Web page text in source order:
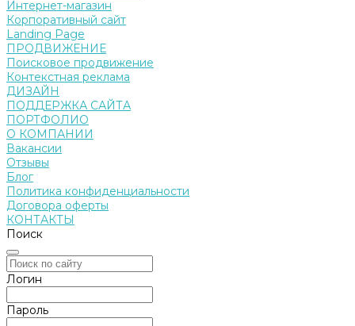
Интернет-магазин
Корпоративный сайт
Landing Page
ПРОДВИЖЕНИЕ
Поисковое продвижение
Контекстная реклама
ДИЗАЙН
ПОДДЕРЖКА САЙТА
ПОРТФОЛИО
О КОМПАНИИ
Вакансии
Отзывы
Блог
Политика конфиденциальности
Договора оферты
КОНТАКТЫ
Поиск
Логин
Пароль